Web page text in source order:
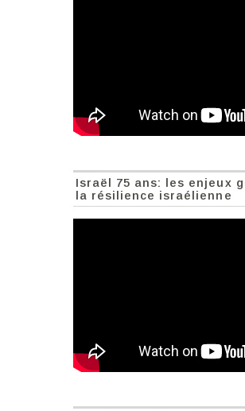
Israël 75 ans: les enjeux
la résilience israélienne